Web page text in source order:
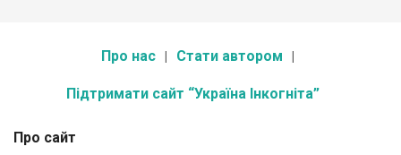
Про нас Стати автором
Підтримати сайт “Україна Інкогніта”
Про сайт